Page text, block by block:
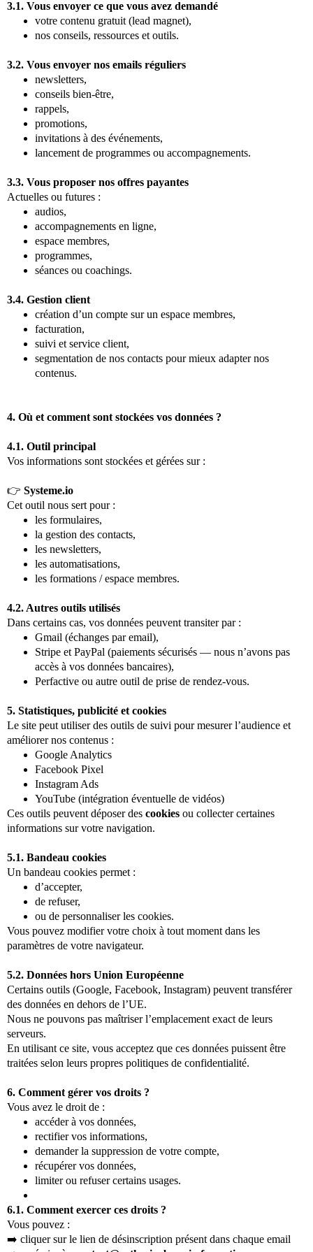
3.1. Vous envoyer ce que vous avez demandé
votre contenu gratuit (lead magnet),
nos conseils, ressources et outils.
3.2. Vous envoyer nos emails réguliers
newsletters,
conseils bien-être,
rappels,
promotions,
invitations à des événements,
lancement de programmes ou accompagnements.
3.3. Vous proposer nos offres payantes
Actuelles ou futures :
audios,
accompagnements en ligne,
espace membres,
programmes,
séances ou coachings.
3.4. Gestion client
création d’un compte sur un espace membres,
facturation,
suivi et service client,
segmentation de nos contacts pour mieux adapter nos
contenus.
4. Où et comment sont stockées vos données ?
4.1. Outil principal
Vos informations sont stockées et gérées sur :
👉 Systeme.io
Cet outil nous sert pour :
les formulaires,
la gestion des contacts,
les newsletters,
les automatisations,
les formations / espace membres.
4.2. Autres outils utilisés
Dans certains cas, vos données peuvent transiter par :
Gmail (échanges par email),
Stripe et PayPal (paiements sécurisés — nous n’avons pas
accès à vos données bancaires),
Perfactive ou autre outil de prise de rendez-vous.
5. Statistiques, publicité et cookies
Le site peut utiliser des outils de suivi pour mesurer l’audience et
améliorer nos contenus :
Google Analytics
Facebook Pixel
Instagram Ads
YouTube (intégration éventuelle de vidéos)
Ces outils peuvent déposer des cookies ou collecter certaines
informations sur votre navigation.
5.1. Bandeau cookies
Un bandeau cookies permet :
d’accepter,
de refuser,
ou de personnaliser les cookies.
Vous pouvez modifier votre choix à tout moment dans les
paramètres de votre navigateur.
5.2. Données hors Union Européenne
Certains outils (Google, Facebook, Instagram) peuvent transférer
des données en dehors de l’UE.
Nous ne pouvons pas maîtriser l’emplacement exact de leurs
serveurs.
En utilisant ce site, vous acceptez que ces données puissent être
traitées selon leurs propres politiques de confidentialité.
6. Comment gérer vos droits ?
Vous avez le droit de :
accéder à vos données,
rectifier vos informations,
demander la suppression de votre compte,
récupérer vos données,
limiter ou refuser certains usages.
6.1. Comment exercer ces droits ?
Vous pouvez :
➡️ cliquer sur le lien de désinscription présent dans chaque email